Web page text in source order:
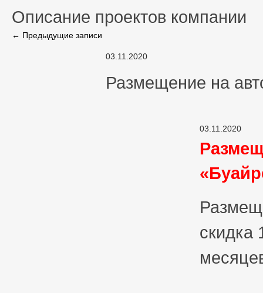
Описание проектов компании
← Предыдущие записи
03.11.2020
Размещение на
03.11.2020
скидка